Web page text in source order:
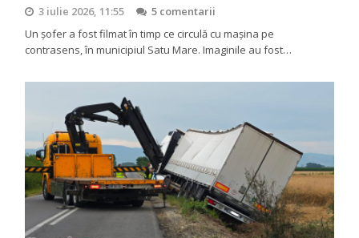
3 iulie 2026, 11:55
5 comentarii
Un șofer a fost filmat în timp ce circulă cu mașina pe
contrasens, în municipiul Satu Mare. Imaginile au fost…